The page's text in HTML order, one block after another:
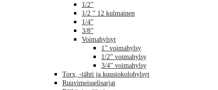
1/2”
1/2 ” 12 kulmainen
1/4”
3/8”
Voimahylsyt
1” voimahylsy
1/2” voimahylsy
3/4” voimahylsy
Torx, -tähti ja kuusiokolohylsyt
Ruuvimeisselisarjat